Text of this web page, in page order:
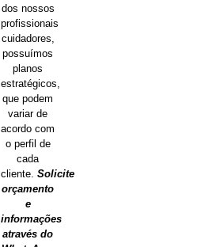
dos nossos
profissionais
cuidadores,
possuímos
planos
estratégicos,
que podem
variar de
acordo com
o perfil de
cada
cliente. Solicite
orçamento
e
informações
através do